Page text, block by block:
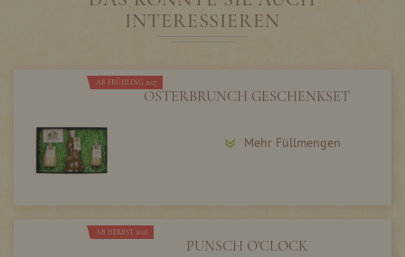
INTERESSIEREN
AB FRÜHLING 2027
OSTERBRUNCH GESCHENKSET
Mehr Füllmengen
AB HERBST 2026
PUNSCH O'CLOCK